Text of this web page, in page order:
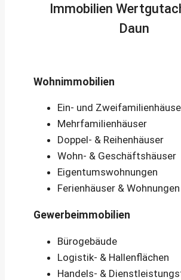
Immobilien
Daun
Wohnimmobilien
Ein- und
Mehrfamilienhäuser
Doppel- & Reihenhäuser
Wohn- & Geschäftshäuser
Eigentumswohnungen
Ferienhäuser & Wohnungen
Gewerbeimmobilien
Bürogebäude
Logistik- & Hallenflächen
Handels- &